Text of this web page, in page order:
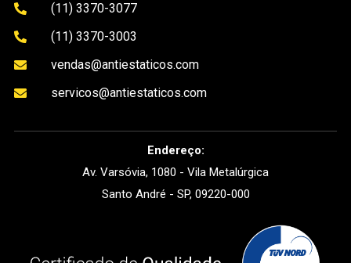
 (11) 3370-3077
 (11) 3370-3003
 vendas@antiestaticos.com
 servicos@antiestaticos.com
Endereço:
Av. Varsóvia, 1080 - Vila Metalúrgica
Santo André - SP, 09220-000